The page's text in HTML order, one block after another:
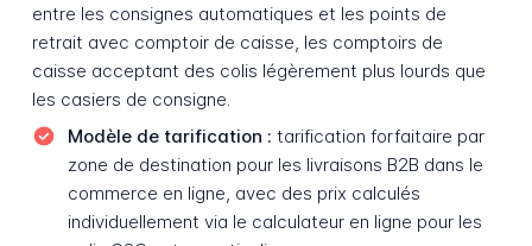
entre les consignes automatiques et les points de
retrait avec comptoir de caisse, les comptoirs de
caisse acceptant des colis légèrement plus lourds que
les casiers de consigne.
Modèle de tarification : tarification forfaitaire par
zone de destination pour les livraisons B2B dans le
commerce en ligne, avec des prix calculés
individuellement via le calculateur en ligne pour les